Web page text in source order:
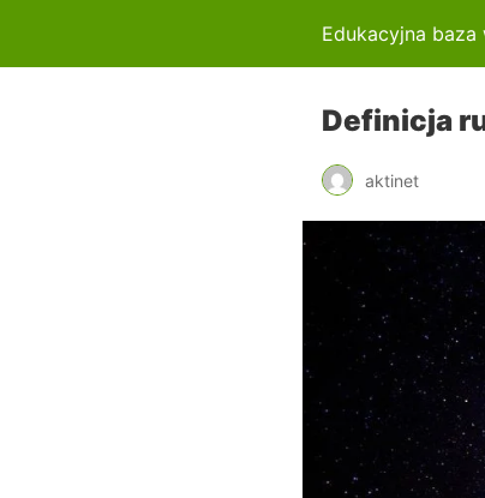
Edukacyjna baza
Definicja
aktinet